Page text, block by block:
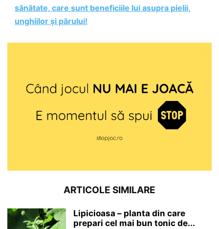
sănătate, care sunt beneficiile lui asupra pielii,
unghiilor și părului!
ARTICOLE SIMILARE
Lipicioasa – planta din care
prepari cel mai bun tonic de...